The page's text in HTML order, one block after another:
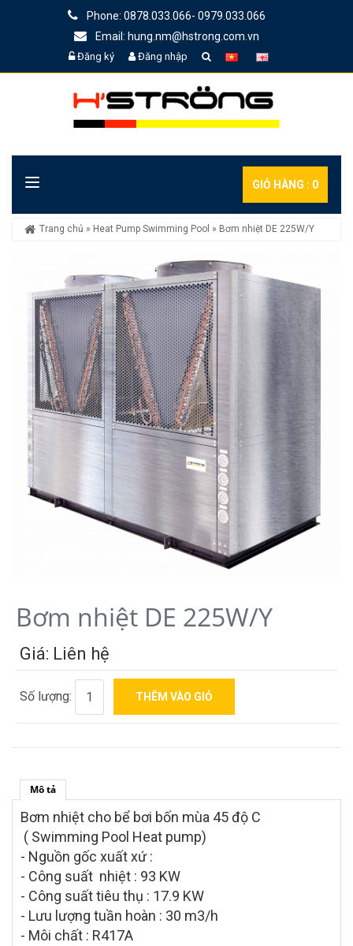
Phone: 0878.033.066- 0979.033.066
Email: hung.nm@hstrong.com.vn
Đăng ký Đăng nhập
GIỎ HÀNG : 0
Trang chủ » Heat Pump Swimming Pool » Bơm nhiệt DE 225W/Y
Bơm nhiệt DE 225W/Y
Giá: Liên hệ
Số lượng:
Mô tả
Bơm nhiệt cho bể bơi bốn mùa 45 độ C
( Swimming Pool Heat pump)
- Nguồn gốc xuất xứ :
- Công suất nhiệt : 93 KW
- Công suất tiêu thụ : 17.9 KW
- Lưu lượng tuần hoàn : 30 m3/h
- Môi chất : R417A